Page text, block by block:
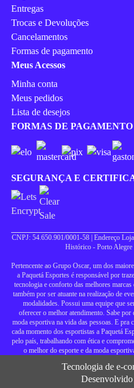
Entregas
Trocas e Devoluções
Cancelamentos
Formas de pagamento
Meus Acessos
Minha conta
Meus pedidos
Lista de desejos
FORMAS DE PAGAMENTO
SEGURANÇA E
CNPJ: 54.650.901/0001-58 | Endereço
Histórico - Porto
Pertencente ao Grupo Oscar, um dos
a Paquetá Esportes é responsável por
tecnologia e conforto das melhores
também por ser atuante na realização de
modalidades. Possui uma equipe que
oferecer o melhor atendimento. Sabe por
moda esportiva na vida das pessoas. E pra
cada momento dos esportistas a Paquetá
pelo país, trabalhando com ética e
o melhor do esporte e da moda
Tecnologia de e-